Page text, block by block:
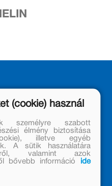
ÓTA
(cookie) használ
személyre szabott
élmény biztosítása
illetve egyéb
A sütik használatára
valamint azok
bővebb információ
ide